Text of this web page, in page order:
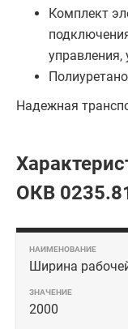
Комплект
Надежная
ОКВ
Ширина
2000